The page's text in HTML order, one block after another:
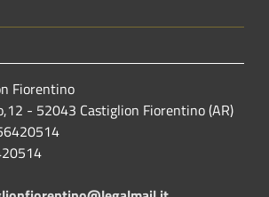
Fiorentino
- 52043 Castiglion Fiorentino (AR)